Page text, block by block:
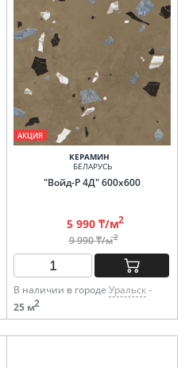
АКЦИЯ
КЕРАМИН
БЕЛАРУСЬ
"Войд-Р 4Д" 600х600
5 990 ₸/м2
9 990 ₸/м2
В наличии в городе Уральск-
25 м2